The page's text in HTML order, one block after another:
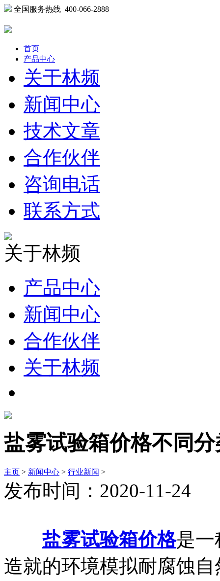
全国服务热线 400-066-2888
首页
产品中心
关于林频
新闻中心
技术文章
合作伙伴
咨询电话
联系方式
关于林频
产品中心
新闻中心
合作伙伴
关于林频
盐雾试验箱价格不同
主页 > 新闻中心 > 行业新闻 >
发布时间：2020-11-24
盐雾试验箱价格是一
造就的环境模拟耐腐蚀